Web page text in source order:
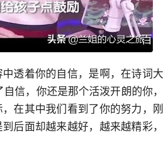
透着你的自信，是啊，在诗词大
信，你还是那个活泼开朗的你，
在其中我们看到了你的努力，刚
后面却越来越好，越来越精彩，